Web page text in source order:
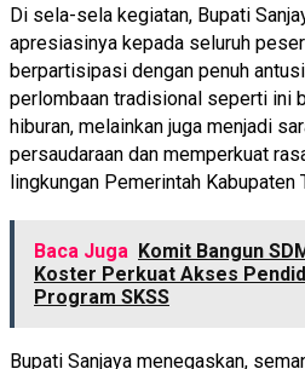
Di sela-sela kegiatan, Bupati
apresiasinya kepada seluruh
berpartisipasi dengan penuh
perlombaan tradisional seperti ini
hiburan, melainkan juga menjadi
persaudaraan dan memperkuat
lingkungan Pemerintah Kabupaten
Baca Juga Komit Bangun
Koster Perkuat Akses
Program SKSS
Bupati Sanjaya menegaskan,